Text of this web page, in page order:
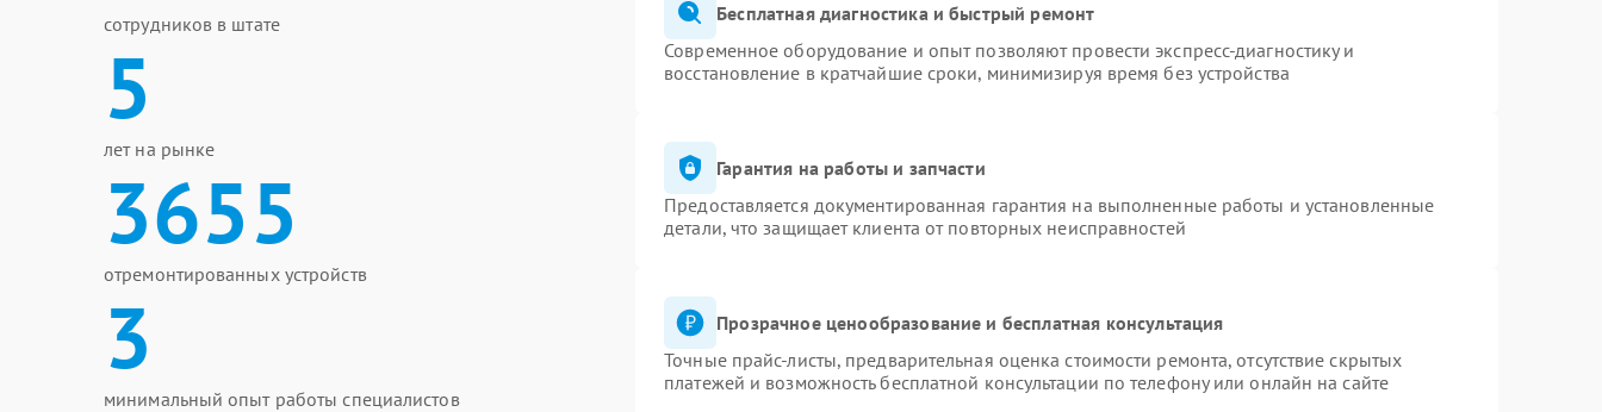
сотрудников в штате
5
лет на рынке
3655
отремонтированных устройств
3
минимальный опыт работы специалистов
Бесплатная диагностика и быстрый ремонт
Современное оборудование и опыт позволяют провести экспресс-диагностику и
восстановление в кратчайшие сроки, минимизируя время без устройства
Гарантия на работы и запчасти
Предоставляется документированная гарантия на выполненные работы и установленные
детали, что защищает клиента от повторных неисправностей
Прозрачное ценообразование и бесплатная консультация
Точные прайс-листы, предварительная оценка стоимости ремонта, отсутствие скрытых
платежей и возможность бесплатной консультации по телефону или онлайн на сайте